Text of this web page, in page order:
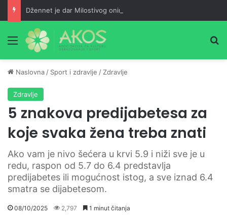
Meni
Naslovna / Sport i zdravlje / Zdravlje
Zdravlje
5 znakova predijabetesa za
koje svaka žena treba znati
Ako vam je nivo šećera u krvi 5.9 i niži sve je u
redu, raspon od 5.7 do 6.4 predstavlja
predijabetes ili mogućnost istog, a sve iznad 6.4
smatra se dijabetesom.
08/10/2025 2,797 1 minut čitanja